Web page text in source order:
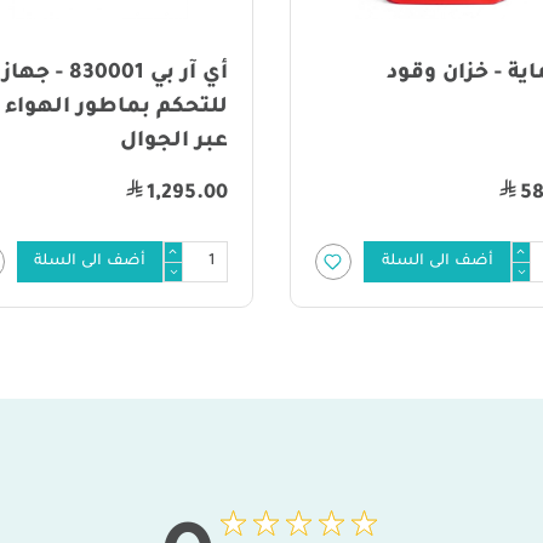
أي آر بي 830001 - جهاز
للتحكم بماطور الهواء
أضف الى السلة